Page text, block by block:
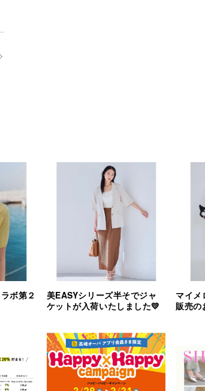
ボ第２
美EASYシリーズ半そでジャ
ケットが入荷いたしました💛
マイメ
販売の